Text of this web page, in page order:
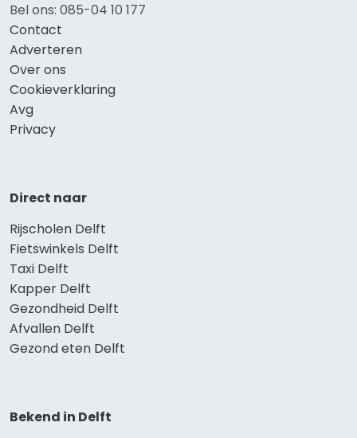
Bel ons: 085-04 10 177
Contact
Adverteren
Over ons
Cookieverklaring
Avg
Privacy
Direct naar
Rijscholen Delft
Fietswinkels Delft
Taxi Delft
Kapper Delft
Gezondheid Delft
Afvallen Delft
Gezond eten Delft
Bekend in Delft